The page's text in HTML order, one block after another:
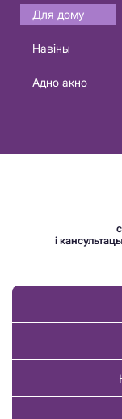
Основная
навигация
Для дому
Навіны
Адно акно
і